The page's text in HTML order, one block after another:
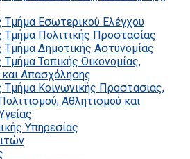
Τμήμα Εσωτερικού Ελέγχου
Τμήμα Πολιτικής Προστασίας
Τμήμα Δημοτικής Αστυνομίας
Τοπικής Οικονομίας,
και Απασχόλησης
Τμήμα Κοινωνικής Προστασίας,
Αθλητισμού και
Υπηρεσίας